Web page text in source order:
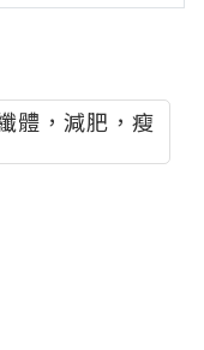
體，減肥，瘦